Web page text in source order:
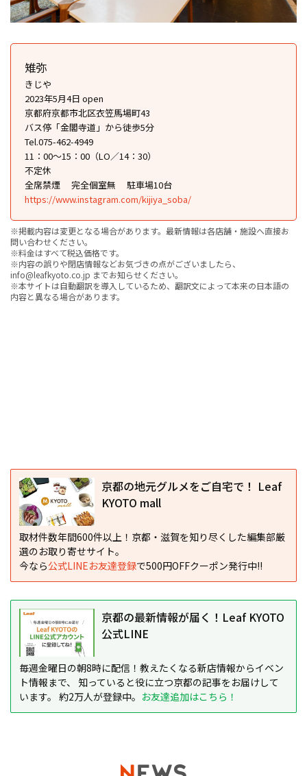
雉弥
きじや
2023年5月4日 open
京都府京都市北区衣笠馬場町43
バス停「金閣寺道」から徒歩5分
Tel.075-462-4949
11：00～15：00（LO／14：30）
不定休
全席禁煙
完全個室無
駐車場10台
https://www.instagram.com/kijiya_soba/
※掲載内容は変更となる場合があります。最新情報は各店舗・施設へ直接お
問い合わせください。
※料金はすべて税込価格です。
※内容の誤りや閉店情報などお気づきの点がございましたら、
info@leafkyoto.co.jp までお知らせください。
※本サイトは自動翻訳を導入しているため、翻訳文によって本来の日本語の
内容と異なる場合があります。
京都の地元グルメをご自宅で！ Leaf
KYOTO mall
取材件数年間600件以上！京都・滋賀を知り尽くした編集部厳
選のお取り寄せサイト。
今なら公式LINEお友達登録で500円OFFクーポン発行中!!
京都の最新情報が届く！Leaf KYOTO
公式LINE
毎週金曜日の朝8時に配信！教えたくなる新店情報からイベン
ト情報まで、 知っていると役に立つ京都の記事をお届けして
います。 約2万人が登録中。 お友達追加はこちら！